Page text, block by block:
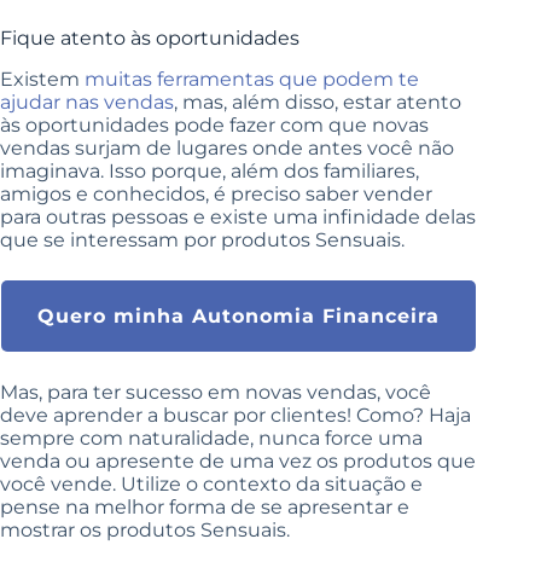
Fique atento às oportunidades
Existem muitas ferramentas que podem te
ajudar nas vendas, mas, além disso, estar atento
às oportunidades pode fazer com que novas
vendas surjam de lugares onde antes você não
imaginava. Isso porque, além dos familiares,
amigos e conhecidos, é preciso saber vender
para outras pessoas e existe uma infinidade delas
que se interessam por produtos Sensuais.
Quero minha Autonomia Financeira
Mas, para ter sucesso em novas vendas, você
deve aprender a buscar por clientes! Como? Haja
sempre com naturalidade, nunca force uma
venda ou apresente de uma vez os produtos que
você vende. Utilize o contexto da situação e
pense na melhor forma de se apresentar e
mostrar os produtos Sensuais.